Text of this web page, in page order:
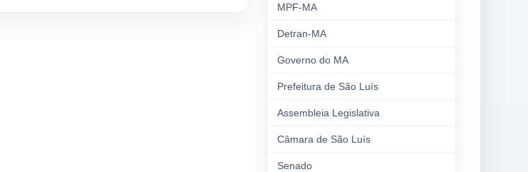
MPF-MA
Detran-MA
Governo do MA
Prefeitura de São Luís
Assembleia Legislativa
Câmara de São Luís
Senado